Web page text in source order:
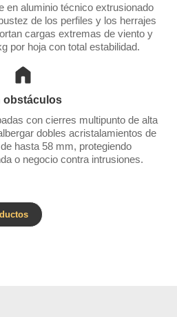
en aluminio técnico extrusionado
de los perfiles y los herrajes
cargas extremas de viento y
por hoja con total estabilidad.
obstáculos
con cierres multipunto de alta
dobles acristalamientos de
hasta 58 mm, protegiendo
o negocio contra intrusiones.